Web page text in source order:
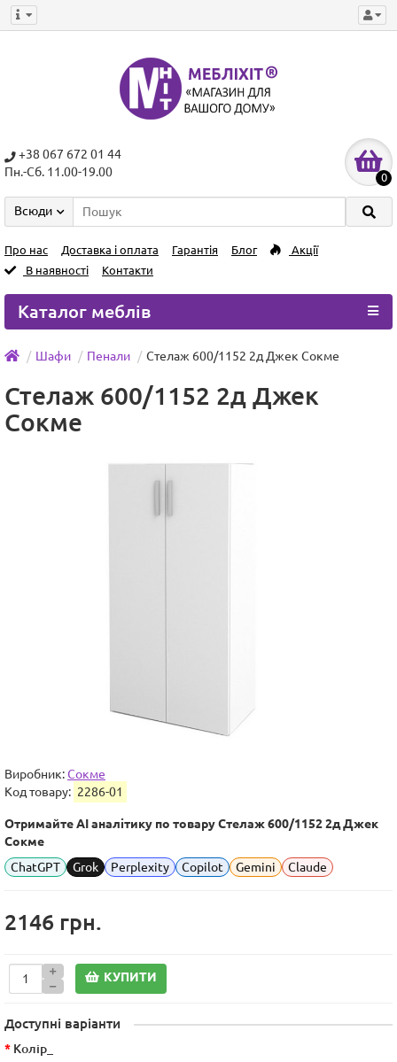
+38 067 672 01 44
Пн.-Сб. 11.00-19.00
0
Всюди
Про нас Доставка і оплата Гарантія Блог
Акції
В наявності
Контакти
Каталог меблів
Шафи Пенали Стелаж 600/1152 2д Джек Сокме
Стелаж 600/1152 2д Джек
Сокме
Виробник:Сокме
Код товару: 2286-01
Отримайте AI аналітику по товару Стелаж 600/1152 2д Джек
Сокме
ChatGPT
Grok Perplexity Copilot Gemini Claude
2146 грн.
КУПИТИ
Доступні варіанти
Колір_